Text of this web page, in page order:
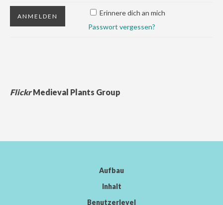
Erinnere dich an mich
Passwort vergessen?
FlickrMedieval Plants Group
Aufbau
Inhalt
Benutzerlevel